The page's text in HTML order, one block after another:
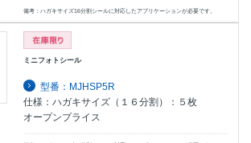
備考：ハガキサイズ16分割シールに対応したアプリケーションが必要です。
ミニフォトシール
型番：MJHSP5R
仕様：ハガキサイズ（１６分割）：５枚
オープンプライス